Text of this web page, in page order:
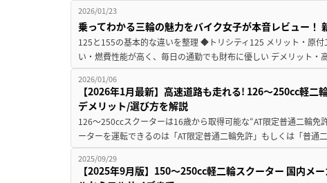
2026/01/23
乗ってわかる三輪の魅力をバイク女子が本音レビュー！
125と155の基本的な違いを整理 ◆トリシティ125 メリット・原
い・燃費性能が高く、毎日の通勤でも財布に優しい デメリット
2026/01/06
【2026年1月最新】高速道路も走れる! 126～250cc軽
デメリット/選び方を解説
126～250ccスクーターは16歳から取得可能な“AT限定普通二輪免
ーターを運転できるのは「AT限定普通二輪免許」もしくは「普通
2025/09/29
【2025年9月版】150～250cc軽二輪スクーター 国内メ